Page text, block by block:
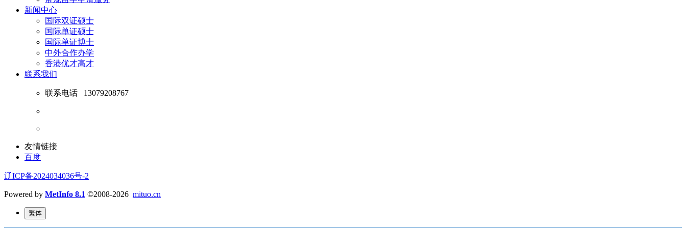
新闻中心
国际双证硕士
国际单证硕士
国际单证博士
中外合作办学
香港优才高才
联系我们
联系电话 13079208767
友情链接
百度
辽ICP备2024034036号-2
Powered by MetInfo 8.1 ©2008-2026 mituo.cn
繁体